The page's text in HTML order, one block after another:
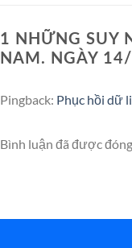
1 NHỮNG SUY
NAM. NGÀY
Pingback: Phục hồi dữ
Bình luận đã được